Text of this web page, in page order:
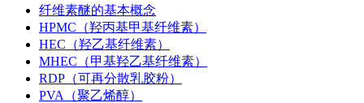
纤维素醚的基本概念
HPMC（羟丙基甲基纤维素）
HEC（羟乙基纤维素）
MHEC（甲基羟乙基纤维素）
RDP（可再分散乳胶粉）
PVA（聚乙烯醇）